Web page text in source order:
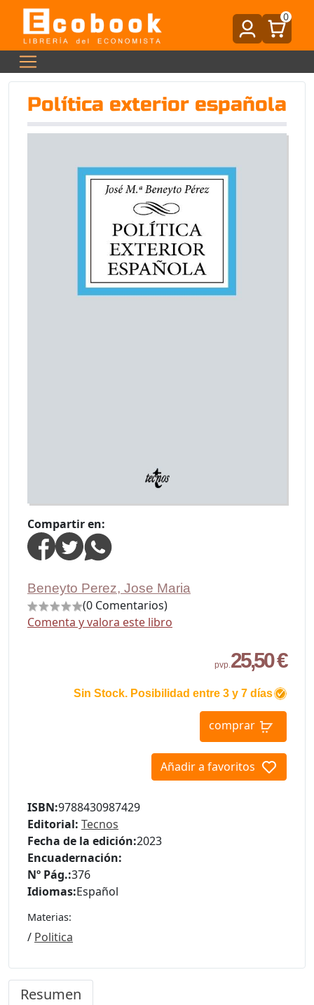
0
Política exterior española
Compartir en:
Beneyto Perez, Jose Maria
(0 Comentarios)
Comenta y valora este libro
pvp. 25,50 €
Sin Stock. Posibilidad entre 3 y 7 días
comprar
Añadir a favoritos
ISBN:9788430987429
Editorial: Tecnos
Fecha de la edición:2023
Encuadernación:
Nº Pág.:376
Idiomas:Español
Materias:
/ Politica
Resumen